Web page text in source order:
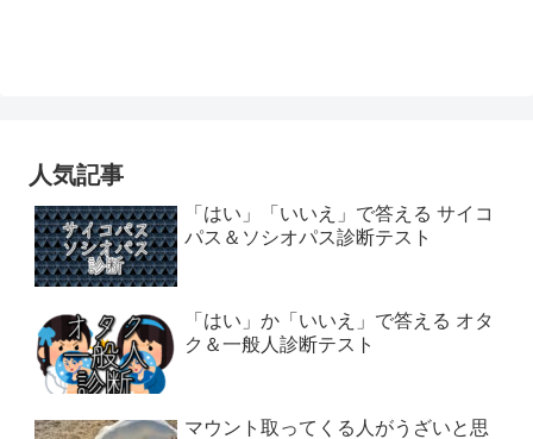
人気記事
「はい」「いいえ」で答える サイコ
パス＆ソシオパス診断テスト
「はい」か「いいえ」で答える オタ
ク＆一般人診断テスト
マウント取ってくる人がうざいと思